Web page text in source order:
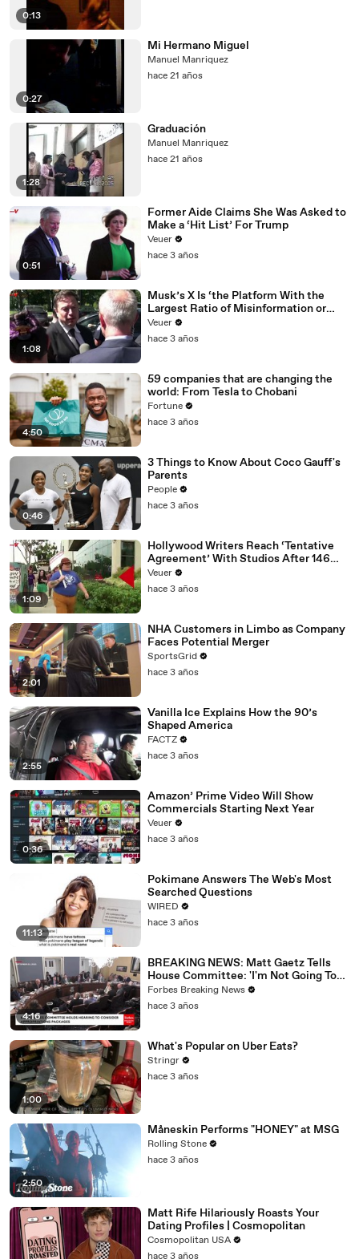
0:13
0:27
Mi Hermano Miguel
Manuel Manriquez
hace 21 años
1:28
Graduación
Manuel Manriquez
hace 21 años
0:51
Former Aide Claims She Was Asked to
Make a ‘Hit List’ For Trump
Veuer
hace 3 años
1:08
Musk’s X Is ‘the Platform With the
Largest Ratio of Misinformation or
Disinformation’ Amongst All Social
Media Platforms
Veuer
hace 3 años
4:50
59 companies that are changing the
world: From Tesla to Chobani
Fortune
hace 3 años
0:46
3 Things to Know About Coco Gauff's
Parents
People
hace 3 años
1:09
Hollywood Writers Reach ‘Tentative
Agreement’ With Studios After 146
Day Strike
Veuer
hace 3 años
2:01
NHA Customers in Limbo as Company
Faces Potential Merger
SportsGrid
hace 3 años
2:55
Vanilla Ice Explains How the 90’s
Shaped America
FACTZ
hace 3 años
0:36
Amazon’ Prime Video Will Show
Commercials Starting Next Year
Veuer
hace 3 años
11:13
Pokimane Answers The Web's Most
Searched Questions
WIRED
hace 3 años
4:16
BREAKING NEWS: Matt Gaetz Tells
House Committee: 'I'm Not Going To
Vote For A Continuing Resolution'
Forbes Breaking News
hace 3 años
1:00
What's Popular on Uber Eats?
Stringr
hace 3 años
2:50
Måneskin Performs "HONEY" at MSG
Rolling Stone
hace 3 años
Matt Rife Hilariously Roasts Your
Dating Profiles | Cosmopolitan
Cosmopolitan USA